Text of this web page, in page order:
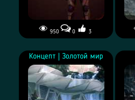
950 0 3
Концепт | Золотой мир